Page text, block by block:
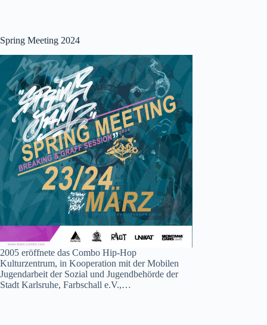
Spring Meeting 2024
2005 eröffnete das Combo Hip-Hop
Kulturzentrum, in Kooperation mit der Mobilen
Jugendarbeit der Sozial und Jugendbehörde der
Stadt Karlsruhe, Farbschall e.V.,…